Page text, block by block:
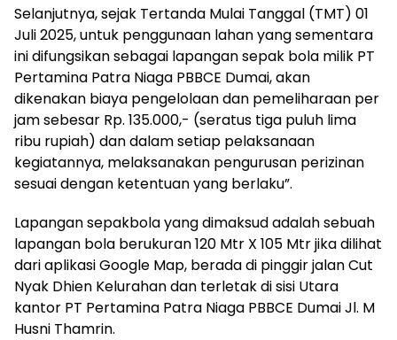
Selanjutnya, sejak Tertanda Mulai Tanggal (TMT) 01
Juli 2025, untuk penggunaan lahan yang sementara
ini difungsikan sebagai lapangan sepak bola milik PT
Pertamina Patra Niaga PBBCE Dumai, akan
dikenakan biaya pengelolaan dan pemeliharaan per
jam sebesar Rp. 135.000,- (seratus tiga puluh lima
ribu rupiah) dan dalam setiap pelaksanaan
kegiatannya, melaksanakan pengurusan perizinan
sesuai dengan ketentuan yang berlaku”.
Lapangan sepakbola yang dimaksud adalah sebuah
lapangan bola berukuran 120 Mtr X 105 Mtr jika dilihat
dari aplikasi Google Map, berada di pinggir jalan Cut
Nyak Dhien Kelurahan dan terletak di sisi Utara
kantor PT Pertamina Patra Niaga PBBCE Dumai Jl. M
Husni Thamrin.